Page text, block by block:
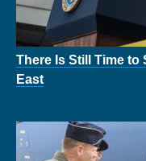
There Is Still Time to
East